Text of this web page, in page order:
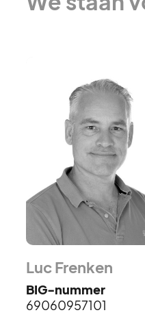
Luc Frenken
BIG-nummer
69060957101